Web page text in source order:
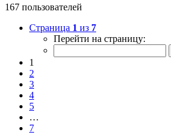
167 пользователей
Страница 1 из 7
Перейти на страницу:
1
2
3
4
5
…
7